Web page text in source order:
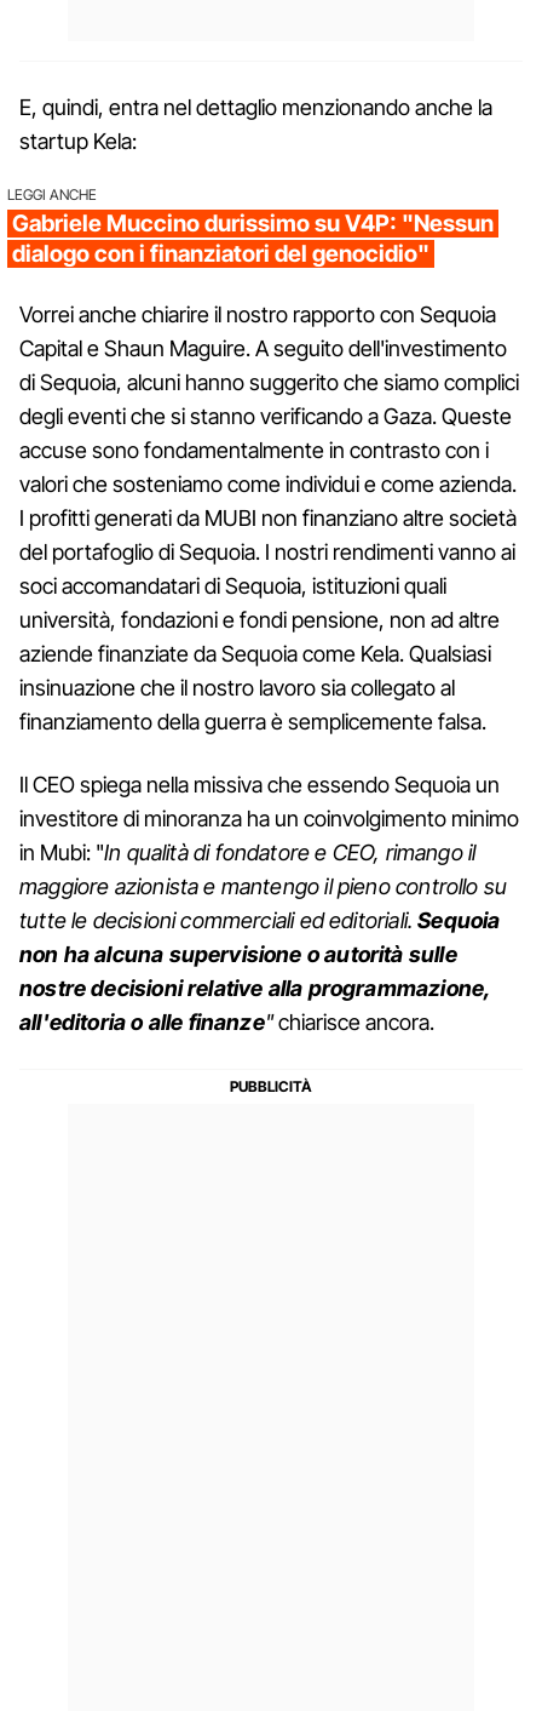
E, quindi, entra nel dettaglio menzionando anche la
startup Kela:
LEGGI ANCHE
Gabriele Muccino durissimo su V4P: "Nessun
dialogo con i finanziatori del genocidio"
Vorrei anche chiarire il nostro rapporto con Sequoia
Capital e Shaun Maguire. A seguito dell'investimento
di Sequoia, alcuni hanno suggerito che siamo complici
degli eventi che si stanno verificando a Gaza. Queste
accuse sono fondamentalmente in contrasto con i
valori che sosteniamo come individui e come azienda.
I profitti generati da MUBI non finanziano altre società
del portafoglio di Sequoia. I nostri rendimenti vanno ai
soci accomandatari di Sequoia, istituzioni quali
università, fondazioni e fondi pensione, non ad altre
aziende finanziate da Sequoia come Kela. Qualsiasi
insinuazione che il nostro lavoro sia collegato al
finanziamento della guerra è semplicemente falsa.
Il CEO spiega nella missiva che essendo Sequoia un
investitore di minoranza ha un coinvolgimento minimo
in Mubi: "In qualità di fondatore e CEO, rimango il
maggiore azionista e mantengo il pieno controllo su
tutte le decisioni commerciali ed editoriali.Sequoia
non ha alcuna supervisione o autorità sulle
nostre decisioni relative alla programmazione,
all'editoria o alle finanze"chiarisce ancora.